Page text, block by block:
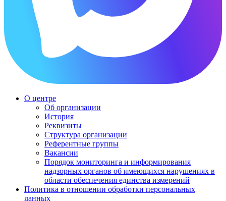
О центре
Об организации
История
Реквизиты
Структура организации
Референтные группы
Вакансии
Порядок мониторинга и информирования
надзорных органов об имеющихся нарушениях в
области обеспечения единства измерений
Политика в отношении обработки персональных
данных